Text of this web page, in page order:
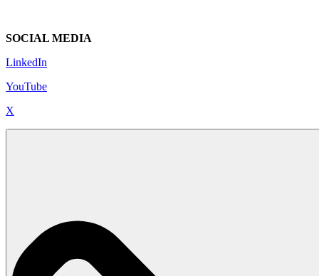
SOCIAL MEDIA
LinkedIn
YouTube
X